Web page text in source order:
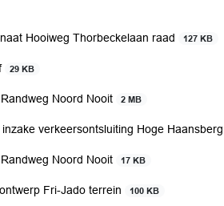
Hooiweg Thorbeckelaan raad 127 KB
29 KB
Noord Nooit 2 MB
verkeersontsluiting Hoge Haansberg
Noord Nooit 17 KB
Fri-Jado terrein 100 KB